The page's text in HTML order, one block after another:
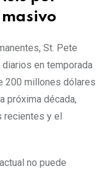
St. Pete
en temporada
200 millones dólares
próxima década,
recientes y el
no puede